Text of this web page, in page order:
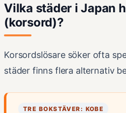
Vilka städer i Japan
(korsord)?
Korsordslösare söker ofta
städer finns flera alternativ
TRE BOKSTÄVER: KOBE